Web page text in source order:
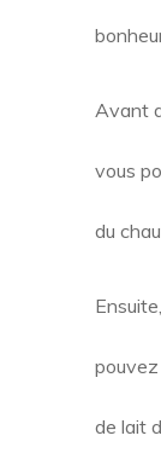
Avant
vous
du
de lait